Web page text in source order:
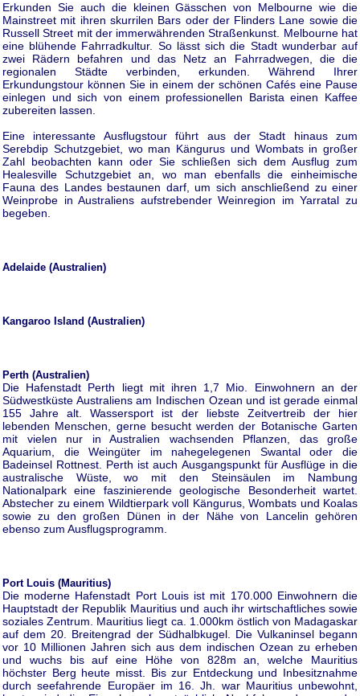
Erkunden Sie auch die kleinen Gässchen von Melbourne wie die
Mainstreet mit ihren skurrilen Bars oder der Flinders Lane sowie die
Russell Street mit der immerwährenden Straßenkunst. Melbourne hat
eine blühende Fahrradkultur. So lässt sich die Stadt wunderbar auf
zwei Rädern befahren und das Netz an Fahrradwegen, die die
regionalen Städte verbinden, erkunden. Während Ihrer
Erkundungstour können Sie in einem der schönen Cafés eine Pause
einlegen und sich von einem professionellen Barista einen Kaffee
zubereiten lassen.
Eine interessante Ausflugstour führt aus der Stadt hinaus zum
Serebdip Schutzgebiet, wo man Kängurus und Wombats in großer
Zahl beobachten kann oder Sie schließen sich dem Ausflug zum
Healesville Schutzgebiet an, wo man ebenfalls die einheimische
Fauna des Landes bestaunen darf, um sich anschließend zu einer
Weinprobe in Australiens aufstrebender Weinregion im Yarratal zu
begeben.
Adelaide (Australien)
Kangaroo Island (Australien)
Perth (Australien)
Die Hafenstadt Perth liegt mit ihren 1,7 Mio. Einwohnern an der
Südwestküste Australiens am Indischen Ozean und ist gerade einmal
155 Jahre alt. Wassersport ist der liebste Zeitvertreib der hier
lebenden Menschen, gerne besucht werden der Botanische Garten
mit vielen nur in Australien wachsenden Pflanzen, das große
Aquarium, die Weingüter im nahegelegenen Swantal oder die
Badeinsel Rottnest. Perth ist auch Ausgangspunkt für Ausflüge in die
australische Wüste, wo mit den Steinsäulen im Nambung
Nationalpark eine faszinierende geologische Besonderheit wartet.
Abstecher zu einem Wildtierpark voll Kängurus, Wombats und Koalas
sowie zu den großen Dünen in der Nähe von Lancelin gehören
ebenso zum Ausflugsprogramm.
Port Louis (Mauritius)
Die moderne Hafenstadt Port Louis ist mit 170.000 Einwohnern die
Hauptstadt der Republik Mauritius und auch ihr wirtschaftliches sowie
soziales Zentrum. Mauritius liegt ca. 1.000km östlich von Madagaskar
auf dem 20. Breitengrad der Südhalbkugel. Die Vulkaninsel begann
vor 10 Millionen Jahren sich aus dem indischen Ozean zu erheben
und wuchs bis auf eine Höhe von 828m an, welche Mauritius
höchster Berg heute misst. Bis zur Entdeckung und Inbesitznahme
durch seefahrende Europäer im 16. Jh. war Mauritius unbewohnt,